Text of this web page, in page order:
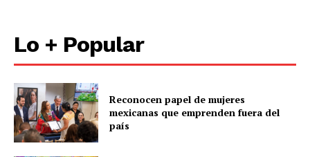
Lo + Popular
Reconocen papel de mujeres
mexicanas que emprenden fuera del
país